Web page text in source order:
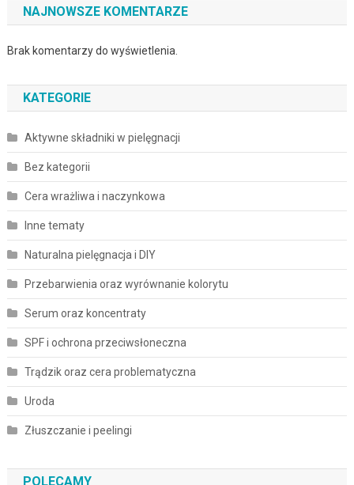
NAJNOWSZE KOMENTARZE
Brak komentarzy do wyświetlenia.
KATEGORIE
Aktywne składniki w pielęgnacji
Bez kategorii
Cera wrażliwa i naczynkowa
Inne tematy
Naturalna pielęgnacja i DIY
Przebarwienia oraz wyrównanie kolorytu
Serum oraz koncentraty
SPF i ochrona przeciwsłoneczna
Trądzik oraz cera problematyczna
Uroda
Złuszczanie i peelingi
POLECAMY